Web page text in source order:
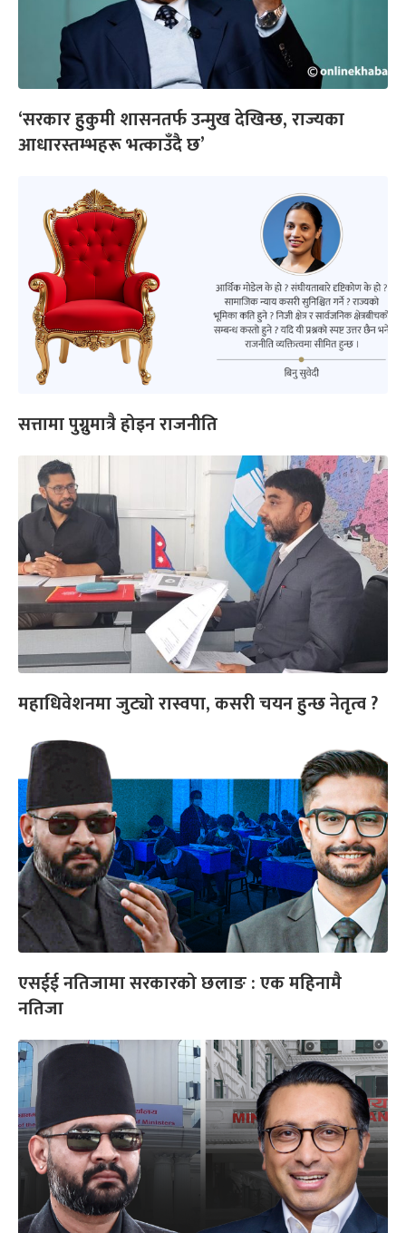
‘सरकार हुकुमी शासनतर्फ उन्मुख देखिन्छ, राज्यका
आधारस्तम्भहरू भत्काउँदै छ’
सत्तामा पुग्नुमात्रै होइन राजनीति
महाधिवेशनमा जुट्यो रास्वपा, कसरी चयन हुन्छ नेतृत्व ?
एसईई नतिजामा सरकारको छलाङ : एक महिनामै
नतिजा